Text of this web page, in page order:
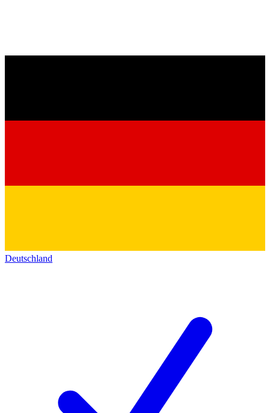
Deutschland